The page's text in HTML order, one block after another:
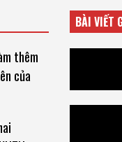
thêm
của
BÀI VIẾT